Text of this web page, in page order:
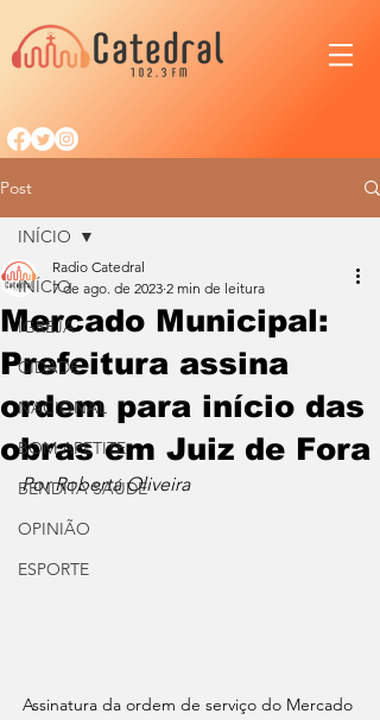
Post
INÍCIO
IGREJA
CIDADE
NACIONAL
BOM APETITE
BENDITA SAÚDE
OPINIÃO
ESPORTE
INÍCIO
Mercado Municipal:
Prefeitura assina
ordem para início das
obras em Juiz de Fora
Radio Catedral
7 de ago. de 2023 2 min de leitura
Por Roberta Oliveira
Assinatura da ordem de serviço do Mercado